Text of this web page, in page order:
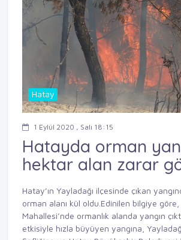
Hatay
1 Eylül 2020 , Salı 18:15
Hatayda orman
hektar alan zarar
Hatay’ın Yayladağı ilçesinde çıkan
orman alanı kül oldu.Edinilen bilgiye göre,
Mahallesi’nde ormanlık alanda yangın
etkisiyle hızla büyüyen yangına,